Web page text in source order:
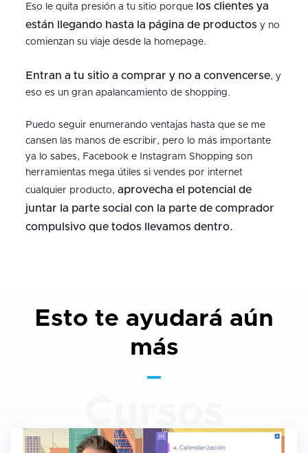
Eso le quita presión a tu sitio porque los clientes ya
están llegando hasta la página de productos y no
comienzan su viaje desde la homepage.
Entran a tu sitio a comprar y no a convencerse, y
eso es un gran apalancamiento de shopping.
Puedo seguir enumerando ventajas hasta que se me
cansen las manos de escribir, pero lo más importante
ya lo sabes, Facebook e Instagram Shopping son
herramientas mega útiles si vendes por internet
cualquier producto, aprovecha el potencial de
juntar la parte social con la parte de comprador
compulsivo que todos llevamos dentro.
Esto te ayudará aún
más